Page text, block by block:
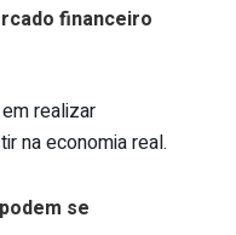
financeiro
realizar
na economia real.
se